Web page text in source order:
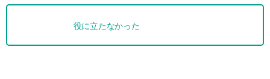
役に立たなかった